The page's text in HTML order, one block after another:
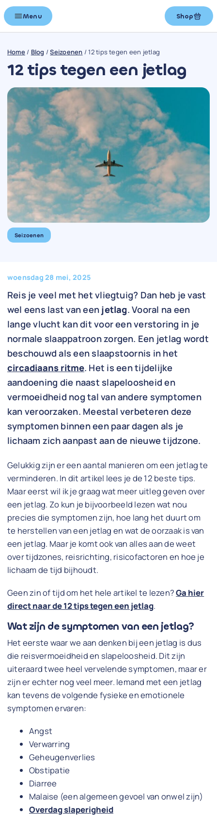
Menu Shop
Home/ Blog /Seizoenen /12 tips tegen een jetlag
12 tips tegen een jetlag
Seizoenen
woensdag 28 mei, 2025
Reis je veel met het vliegtuig? Dan heb je vast
wel eens last van een jetlag. Vooral na een
lange vlucht kan dit voor een verstoring in je
normale slaappatroon zorgen. Een jetlag wordt
beschouwd als een slaapstoornis in het
circadiaans ritme. Het is een tijdelijke
aandoening die naast slapeloosheid en
vermoeidheid nog tal van andere symptomen
kan veroorzaken. Meestal verbeteren deze
symptomen binnen een paar dagen als je
lichaam zich aanpast aan de nieuwe tijdzone.
Gelukkig zijn er een aantal manieren om een jetlag te
verminderen. In dit artikel lees je de 12 beste tips.
Maar eerst wil ik je graag wat meer uitleg geven over
een jetlag. Zo kun je bijvoorbeeld lezen wat nou
precies die symptomen zijn, hoe lang het duurt om
te herstellen van een jetlag en wat de oorzaak is van
een jetlag. Maar je komt ook van alles aan de weet
over tijdzones, reisrichting, risicofactoren en hoe je
lichaam de tijd bijhoudt.
Geen zin of tijd om het hele artikel te lezen?Ga hier
direct naar de 12 tips tegen een jetlag.
Wat zijn de symptomen van een jetlag?
Het eerste waar we aan denken bij een jetlag is dus
die reisvermoeidheid en slapeloosheid. Dit zijn
uiteraard twee heel vervelende symptomen, maar er
zijn er echter nog veel meer. Iemand met een jetlag
kan tevens de volgende fysieke en emotionele
symptomen ervaren:
Angst
Verwarring
Geheugenverlies
Obstipatie
Diarree
Malaise (een algemeen gevoel van onwel zijn)
Overdag slaperigheid